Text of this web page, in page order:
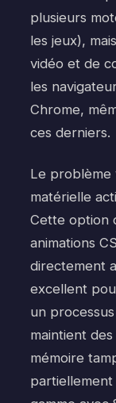
plusieurs
les jeux),
vidéo et de
les
Chrome,
ces derniers.
Le problème
matérielle
Cette option
animations
directement
excellent
un
maintient
mémoire
partiellement